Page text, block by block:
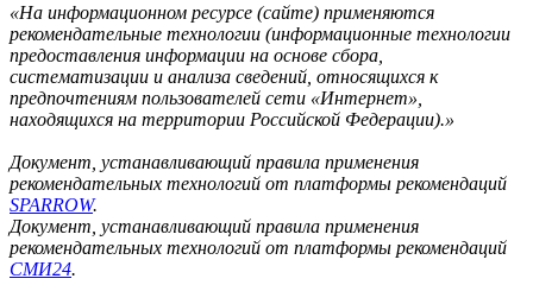
«На информационном ресурсе (сайте) применяются
рекомендательные технологии (информационные технологии
предоставления информации на основе сбора,
систематизации и анализа сведений, относящихся к
предпочтениям пользователей сети «Интернет»,
находящихся на территории Российской Федерации).»
Документ, устанавливающий правила применения
рекомендательных технологий от платформы рекомендаций
SPARROW.
Документ, устанавливающий правила применения
рекомендательных технологий от платформы рекомендаций
СМИ24.